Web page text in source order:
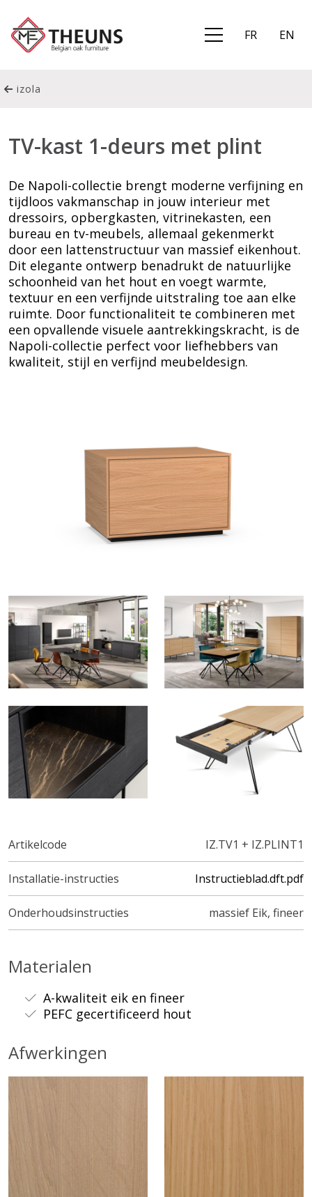
FR EN
izola
TV-kast 1-deurs met plint
De Napoli-collectie brengt moderne verfijning en
tijdloos vakmanschap in jouw interieur met
dressoirs, opbergkasten, vitrinekasten, een
bureau en tv-meubels, allemaal gekenmerkt
door een lattenstructuur van massief eikenhout.
Dit elegante ontwerp benadrukt de natuurlijke
schoonheid van het hout en voegt warmte,
textuur en een verfijnde uitstraling toe aan elke
ruimte. Door functionaliteit te combineren met
een opvallende visuele aantrekkingskracht, is de
Napoli-collectie perfect voor liefhebbers van
kwaliteit, stijl en verfijnd meubeldesign.
Artikelcode IZ.TV1 + IZ.PLINT1
Installatie-instructies Instructieblad.dft.pdf
Onderhoudsinstructies massief Eik, fineer
Materialen
A-kwaliteit eik en fineer
PEFC gecertificeerd hout
Afwerkingen